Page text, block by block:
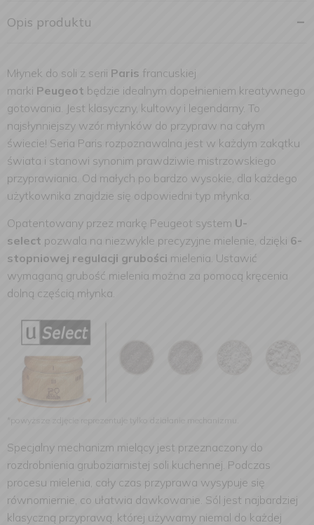
Opis produktu
Młynek do soli z serii Paris francuskiej
marki Peugeot będzie idealnym dopełnieniem kreatywnego
gotowania. Jest klasyczny, kultowy i legendarny. To
najsłynniejszy wzór młynków do przypraw na całym
świecie! Seria Paris rozpoznawalna jest w każdym zakątku
świata i stanowi synonim prawdziwie mistrzowskiego
przyprawiania. Od małych po bardzo wysokie, dla każdego
użytkownika znajdzie się odpowiedni typ młynka.
Opatentowany przez markę Peugeot system U-
select pozwala na niezwykle precyzyjne mielenie, dzięki 6-
stopniowej regulacji grubości mielenia. Ustawić
wymaganą grubość mielenia można za pomocą kręcenia
dolną częścią młynka.
*powyższe zdjęcie reprezentuje tylko działanie mechanizmu.
Specjalny mechanizm mielący jest przeznaczony do
rozdrobnienia gruboziarnistej soli kuchennej. Podczas
procesu mielenia, cały czas przyprawa wysypuje się
równomiernie, co ułatwia dawkowanie. Sól jest najbardziej
klasyczną przyprawą, której używamy niemal do każdej